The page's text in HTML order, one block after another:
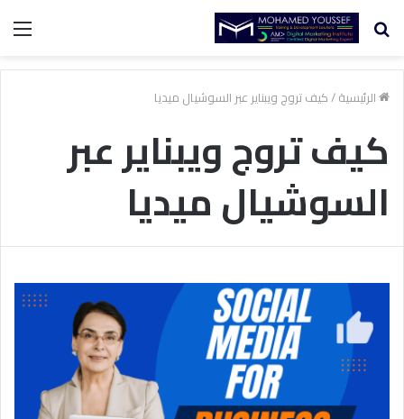
بحث
الرئيسية/كيف تروج ويبناير عبر السوشيال ميديا
كيف تروج ويبناير عبر
السوشيال ميديا